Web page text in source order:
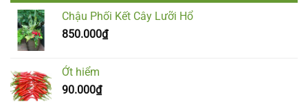
Chậu Phối Kết Cây Lưỡi Hổ
850.000₫
Ớt hiểm
90.000₫